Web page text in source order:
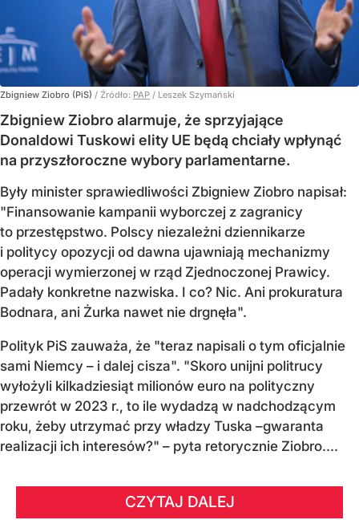
Zbigniew Ziobro (PiS) / Źródło: PAP / Leszek Szymański
Zbigniew Ziobro alarmuje, że sprzyjające
Donaldowi Tuskowi elity UE będą chciały wpłynąć
na przyszłoroczne wybory parlamentarne.
Były minister sprawiedliwości Zbigniew Ziobro napisał:
"Finansowanie kampanii wyborczej z zagranicy
to przestępstwo. Polscy niezależni dziennikarze
i politycy opozycji od dawna ujawniają mechanizmy
operacji wymierzonej w rząd Zjednoczonej Prawicy.
Padały konkretne nazwiska. I co? Nic. Ani prokuratura
Bodnara, ani Żurka nawet nie drgnęła".
Polityk PiS zauważa, że "teraz napisali o tym oficjalnie
sami Niemcy – i dalej cisza". "Skoro unijni politrucy
wyłożyli kilkadziesiąt milionów euro na polityczny
przewrót w 2023 r., to ile wydadzą w nadchodzącym
roku, żeby utrzymać przy władzy Tuska –gwaranta
realizacji ich interesów?" – pyta retorycznie Ziobro....
CZYTAJ DALEJ